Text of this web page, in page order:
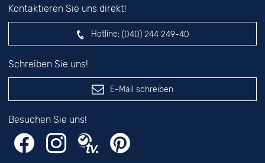
Kontaktieren Sie uns direkt!
Hotline: (040) 244 249-40
Schreiben Sie uns!
E-Mail schreiben
Besuchen Sie uns!